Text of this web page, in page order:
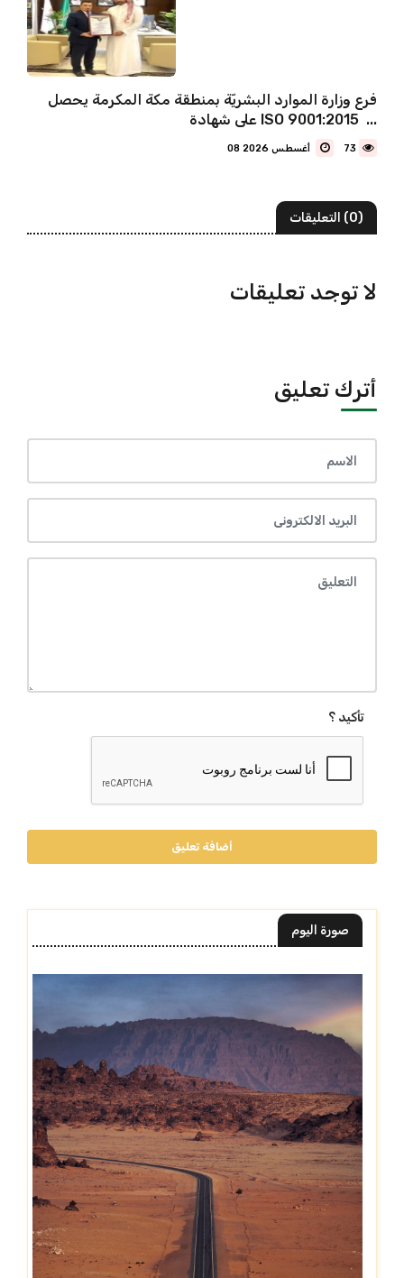
فرع وزارة الموارد البشريّة بمنطقة مكة المكرمة يحصل
على شهادة ISO 9001:2015 ...
73
(0) التعليقات
لا توجد تعليقات
أترك تعليق
تأكيد ؟
أضافة تعليق
صورة اليوم